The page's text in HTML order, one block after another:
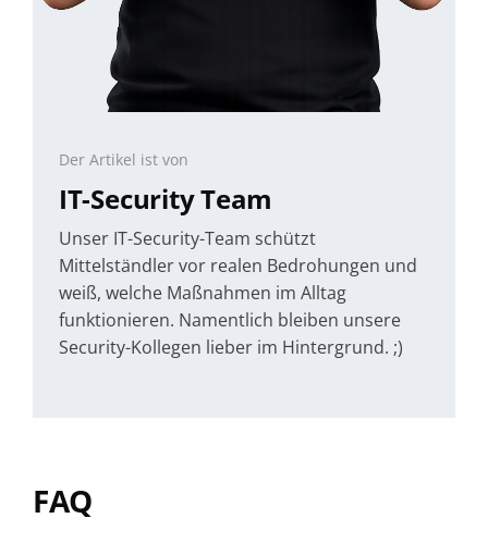
Der Artikel ist von
IT-Security Team
Unser IT-Security-Team schützt
Mittelständler vor realen Bedrohungen und
weiß, welche Maßnahmen im Alltag
funktionieren. Namentlich bleiben unsere
Security-Kollegen lieber im Hintergrund. ;)
FAQ